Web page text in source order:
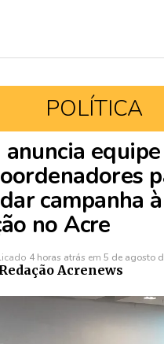
POLÍTICA
campanha à
no Acre
4 horas atrás em 5 de agosto
Redação Acrenews